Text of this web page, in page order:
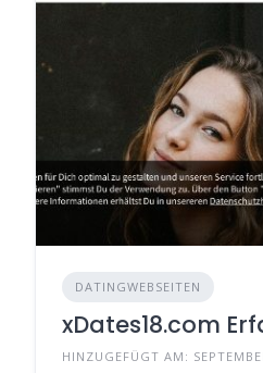
DATINGWEBSEITEN
xDates18.com
HINZUGEFÜGT AM: